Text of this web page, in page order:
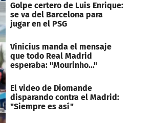
Golpe certero de Luis Enrique:
se va del Barcelona para
jugar en el PSG
Vinicius manda el mensaje
que todo Real Madrid
esperaba: "Mourinho..."
El video de Diomande
disparando contra el Madrid:
"Siempre es así"